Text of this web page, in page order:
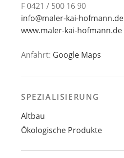
F 0421 / 500 16 90
info@maler-kai-hofmann.de
www.maler-kai-hofmann.de
Anfahrt: Google Maps
SPEZIALISIERUNG
Altbau
Ökologische Produkte